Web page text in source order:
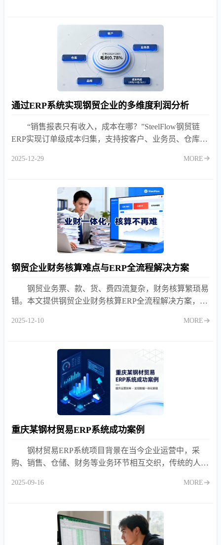
通过ERP系统实现钢贸企业的多维度利润分析
“销售报表只有收入，成本在哪？”SteelFlow钢贸链
ERP实现订单级成本归集，支持按客户、业务员、仓库、
2025-12-29 MORE
钢贸企业财务核算难点与ERP全流程解决方案
钢贸业务票、款、货、费四流复杂，财务核算繁琐易
错。本文提供钢贸企业财务核算ERP全流程解决方案，覆
动核算。
2025-12-10 MORE
重庆某钢材贸易ERP系统成功案例
钢材贸易ERP系统项目背景在当今企业运营中，采
购、销售、仓储、财务等业务环节相互交织，传统的人工
求。特别是在大宗
2025-09-16 MORE